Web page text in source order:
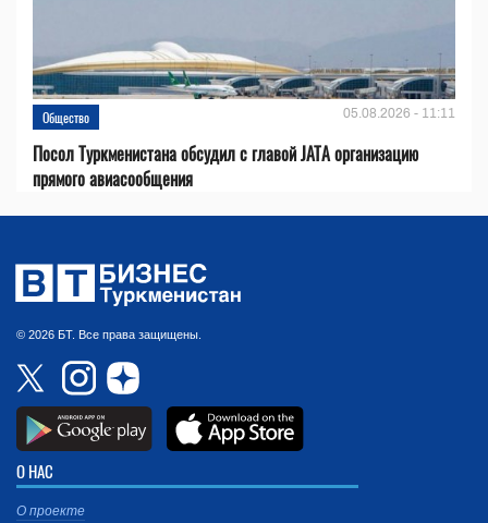
Общество 05.08.2026 - 11:11
Посол Туркменистана обсудил с главой JATA организацию
прямого авиасообщения
© 2026 БТ. Все права защищены.
О НАС
О проекте